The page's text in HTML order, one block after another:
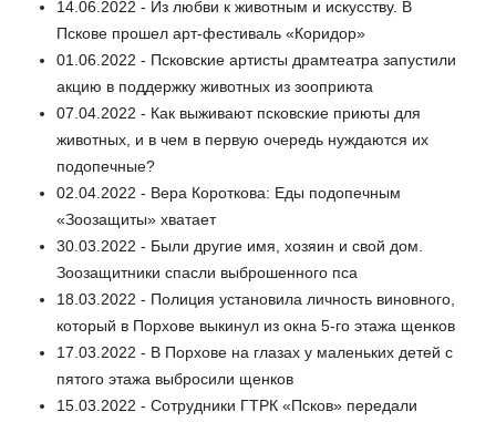
14.06.2022 - Из любви к животным и искусству. В
Пскове прошел арт-фестиваль «Коридор»
01.06.2022 - Псковские артисты драмтеатра запустили
акцию в поддержку животных из зооприюта
07.04.2022 - Как выживают псковские приюты для
животных, и в чем в первую очередь нуждаются их
подопечные?
02.04.2022 - Вера Короткова: Еды подопечным
«Зоозащиты» хватает
30.03.2022 - Были другие имя, хозяин и свой дом.
Зоозащитники спасли выброшенного пса
18.03.2022 - Полиция установила личность виновного,
который в Порхове выкинул из окна 5-го этажа щенков
17.03.2022 - В Порхове на глазах у маленьких детей с
пятого этажа выбросили щенков
15.03.2022 - Сотрудники ГТРК «Псков» передали